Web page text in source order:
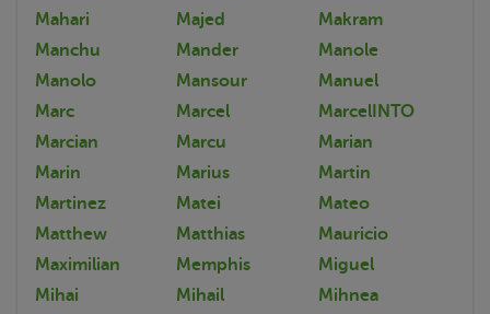
Mahari
Majed
Makram
Manchu
Mander
Manole
Manolo
Mansour
Manuel
Marc
Marcel
MarcelINTO
Marcian
Marcu
Marian
Marin
Marius
Martin
Martinez
Matei
Mateo
Matthew
Matthias
Mauricio
Maximilian
Memphis
Miguel
Mihai
Mihail
Mihnea